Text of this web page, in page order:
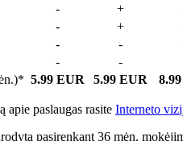
- +
- +
- -
- -
5.99 EUR 5.99 EUR
apie paslaugas rasite Interneto
pasirenkant 36 mėn.